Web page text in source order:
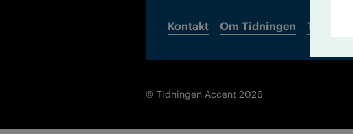
Kontakt Om Tidningen
© Tidningen Accent 2026